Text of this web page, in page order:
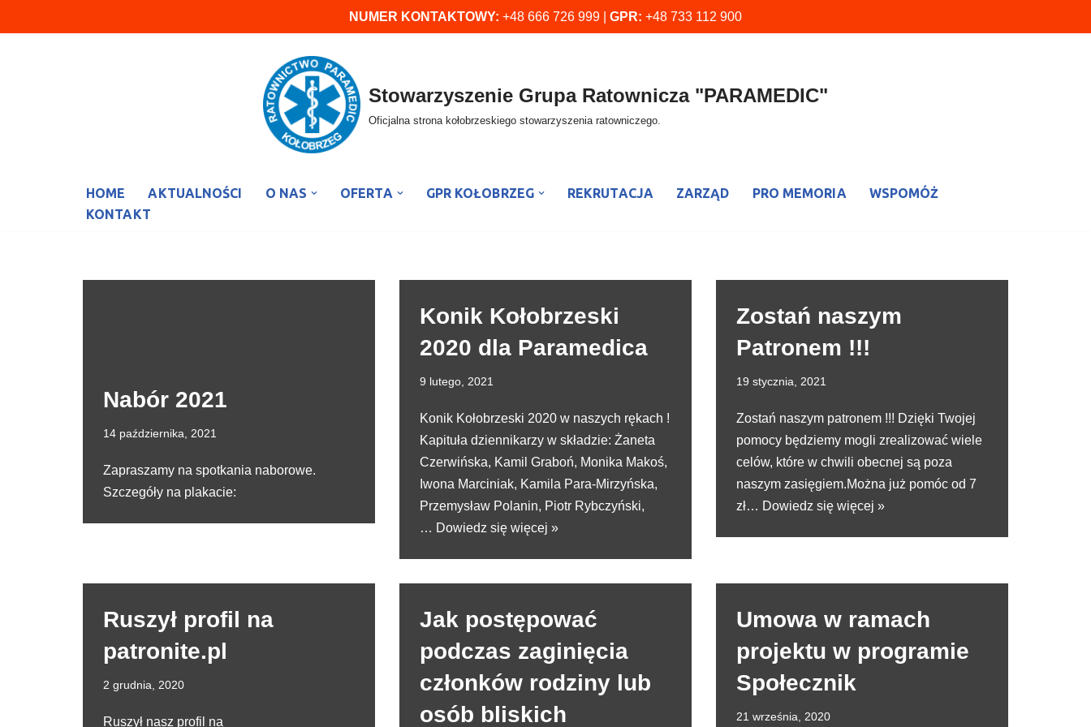
NUMER KONTAKTOWY: +48 666 726 999 | GPR: +48 733 112 900
Stowarzyszenie Grupa Ratownicza "PARAMEDIC"
Oficjalna strona kołobrzeskiego stowarzyszenia ratowniczego.
HOME AKTUALNOŚCI O NAS OFERTA GPR KOŁOBRZEG REKRUTACJA ZARZĄD PRO MEMORIA
WSPOMÓŻ
KONTAKT
Nabór 2021
14 października, 2021
Zapraszamy na spotkania naborowe.
Szczegóły na plakacie:
Konik Kołobrzeski
2020 dla Paramedica
9 lutego, 2021
Konik Kołobrzeski 2020 w naszych rękach !
Kapituła dziennikarzy w składzie: Żaneta
Czerwińska, Kamil Graboń, Monika Makoś,
Iwona Marciniak, Kamila Para-Mirzyńska,
Przemysław Polanin, Piotr Rybczyński,
… Dowiedz się więcej »
Zostań naszym
Patronem !!!
19 stycznia, 2021
Zostań naszym patronem !!! Dzięki Twojej
pomocy będziemy mogli zrealizować wiele
celów, które w chwili obecnej są poza
naszym zasięgiem.Można już pomóc od 7
zł… Dowiedz się więcej »
Ruszył profil na
patronite.pl
2 grudnia, 2020
Ruszył nasz profil na
Jak postępować
podczas zaginięcia
członków rodziny lub
osób bliskich
Umowa w ramach
projektu w programie
Społecznik
21 września, 2020